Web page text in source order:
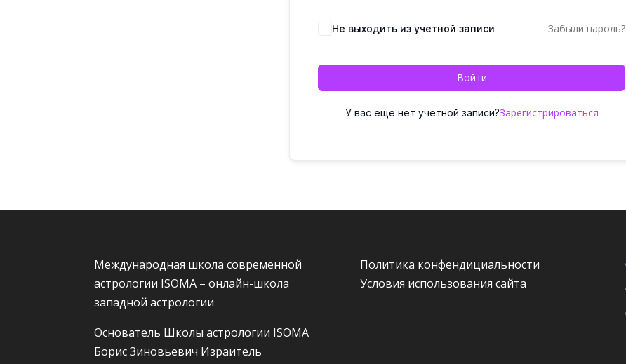
Не выходить из учетной записи Забыли пароль?
Войти
У вас еще нет учетной записи?Зарегистрироваться
Международная школа современной
астрологии ISOMA – онлайн-школа
западной астрологии
Основатель Школы астрологии ISOMA
Борис Зиновьевич Израитель
Политика конфендициальности
Условия использования сайта